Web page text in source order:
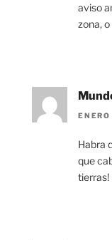
aviso
zona,
Habra
que
tierras!